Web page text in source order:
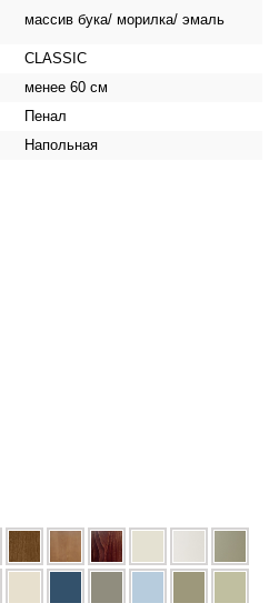
массив бука/ морилка/ эмаль
CLASSIC
менее 60 см
Пенал
Напольная